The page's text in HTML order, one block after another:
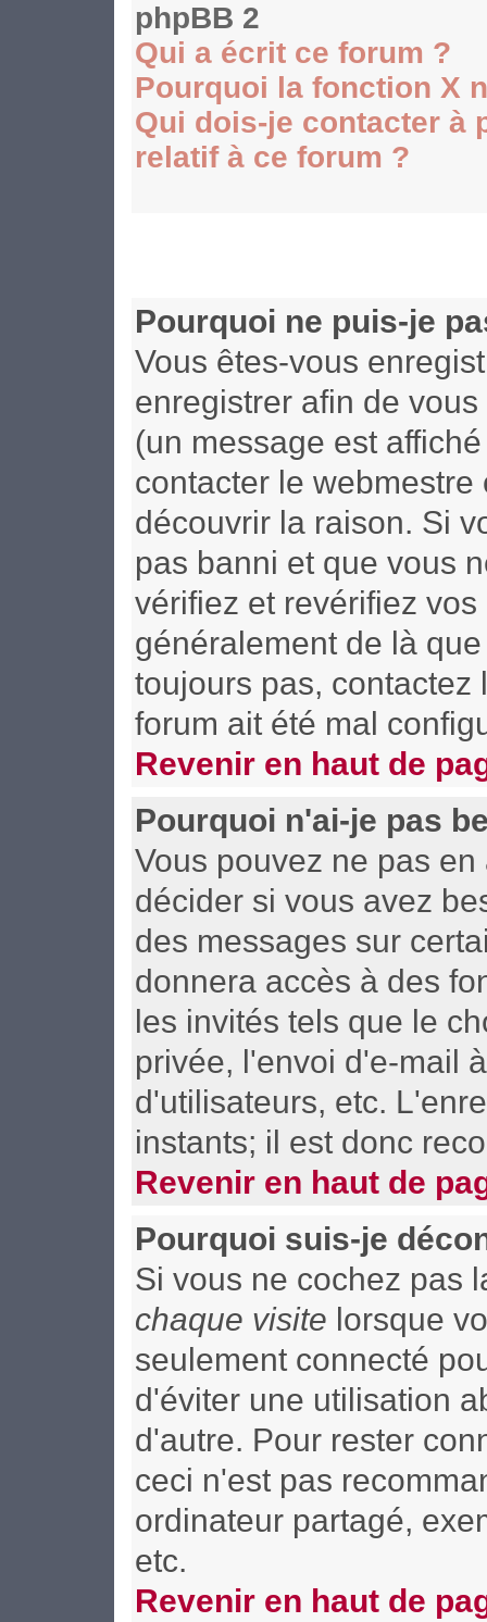
phpBB 2
Qui a écrit ce forum ?
Pourquoi la fonction X
Qui dois-je contacter à
relatif à ce forum ?
Pourquoi ne puis-je
Vous êtes-vous
enregistrer afin de
(un message est
contacter le
découvrir la raison. Si
pas banni et que vous
vérifiez et revérifiez
généralement de là
toujours pas, contactez
forum ait été mal
Revenir en haut de
Pourquoi n'ai-je pas
Vous pouvez ne pas
décider si vous avez
des messages sur
donnera accès à des
les invités tels que le
privée, l'envoi d'e-mail
d'utilisateurs, etc.
instants; il est donc
Revenir en haut de
Pourquoi suis-je
Si vous ne cochez pas
chaque visite lorsque
seulement connecté
d'éviter une utilisation
d'autre. Pour rester
ceci n'est pas
ordinateur partagé,
etc.
Revenir en haut de